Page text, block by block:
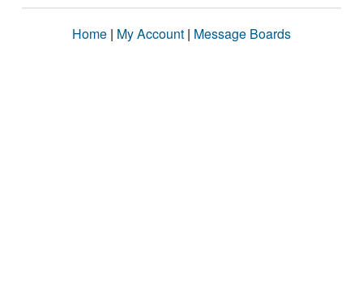
Home | My Account | Message Boards